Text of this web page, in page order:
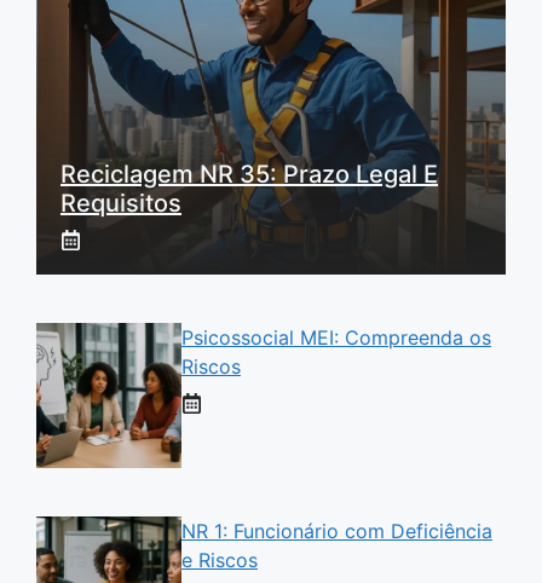
Reciclagem NR 35: Prazo Legal E
Requisitos
Psicossocial MEI: Compreenda os
Riscos
NR 1: Funcionário com Deficiência
e Riscos